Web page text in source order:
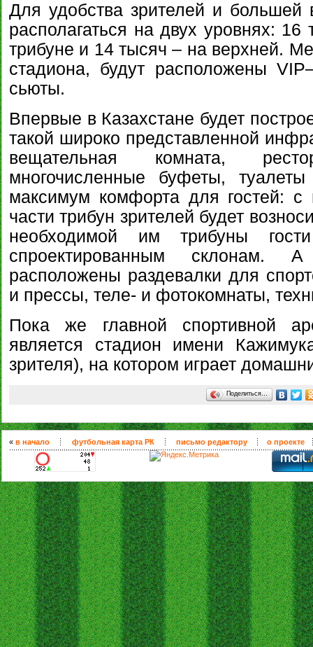
Для удобства зрителей и большей
располагаться на двух уровнях:
трибуне и 14 тысяч – на верхней.
стадиона, будут расположены
сьюты.
Впервые в Казахстане будет
такой широко представленной
вещательная комната,
многочисленные буфеты,
максимум комфорта для гостей: с
части трибун зрителей будет
необходимой им трибуны
спроектированным склонам.
расположены раздевалки для
и прессы, теле- и фотокомнаты,
Пока же главной спортивной
является стадион имени
зрителя), на котором играет
Поделиться…
« в начало футбольная карта РК письмо редактору о проекте